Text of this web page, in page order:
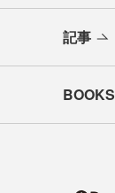
記事
BOOKS